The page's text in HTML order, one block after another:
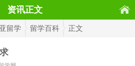
资讯正文
留学 留学百科 正文